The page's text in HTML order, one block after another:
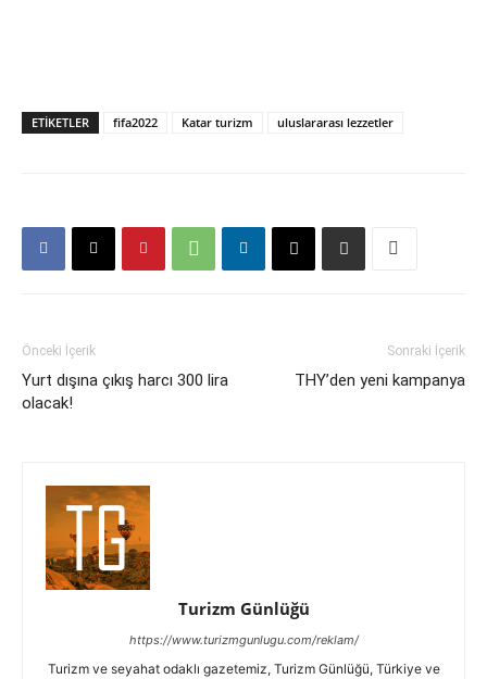
ETIKETLER fifa2022 Katar turizm uluslararası lezzetler
Önceki İçerik
Yurt dışına çıkış harcı 300 lira
olacak!
Sonraki İçerik
THY’den yeni kampanya
Turizm Günlüğü
https://www.turizmgunlugu.com/reklam/
Turizm ve seyahat odaklı gazetemiz, Turizm Günlüğü, Türkiye ve